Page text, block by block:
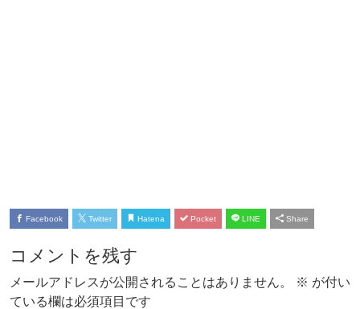
Facebook Twitter Hatena Pocket LINE Share
コメントを残す
メールアドレスが公開されることはありません。 ※ が付い
ている欄は必須項目です